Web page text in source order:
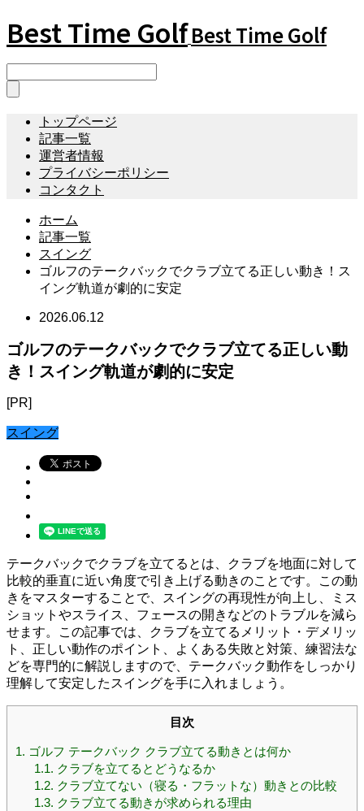
Best Time GolfBest Time Golf
トップページ
記事一覧
運営者情報
プライバシーポリシー
コンタクト
ホーム
記事一覧
スイング
ゴルフのテークバックでクラブ立てる正しい動き！ス
イング軌道が劇的に安定
2026.06.12
ゴルフのテークバックでクラブ立てる正しい動
き！スイング軌道が劇的に安定
[PR]
スイング
テークバックでクラブを立てるとは、クラブを地面に対して
比較的垂直に近い角度で引き上げる動きのことです。この動
きをマスターすることで、スイングの再現性が向上し、ミス
ショットやスライス、フェースの開きなどのトラブルを減ら
せます。この記事では、クラブを立てるメリット・デメリッ
ト、正しい動作のポイント、よくある失敗と対策、練習法な
どを専門的に解説しますので、テークバック動作をしっかり
理解して安定したスイングを手に入れましょう。
目次
1. ゴルフ テークバック クラブ立てる動きとは何か
1.1. クラブを立てるとどうなるか
1.2. クラブ立てない（寝る・フラットな）動きとの比較
1.3. クラブ立てる動きが求められる理由